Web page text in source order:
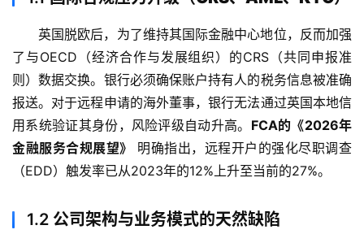
英国脱欧后，为了维持其国际金融中心地位，反而加强
了与OECD（经济合作与发展组织）的CRS（共同申报准
则）数据交换。银行必须确保账户持有人的税务信息被准确
报送。对于远程申请的海外董事，银行无法通过英国本地信
用系统验证其身份，风险评级自动升高。 FCA的《2026年
金融服务合规展望》
明确指出，远程开户的强化尽职调查
（EDD）触发率已从2023年的12%上升至当前的27%。
1.2 公司架构与业务模式的天然缺陷